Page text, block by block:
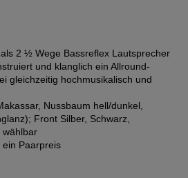
2 ½ Wege Bassreflex Lautsprecher
und klanglich ein Allround-
gleichzeitig hochmusikalisch und
Nussbaum hell/dunkel,
Front Silber, Schwarz,
wählbar
Paarpreis